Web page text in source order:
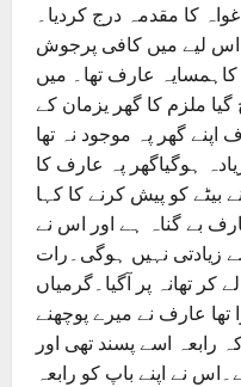
کا مقدمہ درج کردیا۔
اس لیے میں کافی پرجوش
کاہمسایہ عارف تھا۔ میں
ملزم کا گھر یزمان کے
اپنے گھر پہ موجود نہ تھا
ہوگیاگھر پہ عارف کا
بیٹے کو پیش کرنے کا کہا
بے گناہ ہے اور اس نے
زیادتی نہیں ہوگی۔رات
تھانہ پر آگیا۔گرمیاں
تھا عارف نے میرے پوچھنے
کہ رابعہ اسے پسند تھی اور
نے اپنے باپ کو رابعہ